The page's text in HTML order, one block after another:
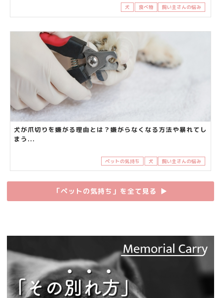
犬 食べ物 飼い主さんの悩み
犬が爪切りを嫌がる理由とは？嫌がらなくなる方法や暴れてし
まう...
ペットの気持ち 犬 飼い主さんの悩み
「ペットの気持ち」を全て見る ▶︎